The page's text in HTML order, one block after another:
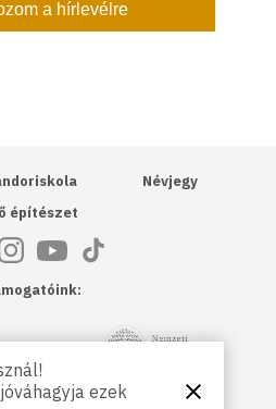
építészet
Névjegy
NKA
ezek
Bezárás